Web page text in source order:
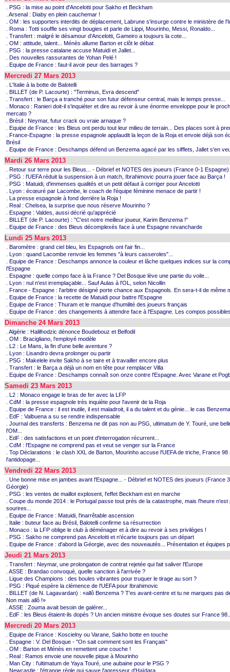
. PSG : la mise au point d'Ancelotti pour Sakho et Beckham
. Arsenal : Diaby en plein cauchemar !
. OM : les supporters interdits de déplacement, Labrune s'insurge contre le ministère de
. Roma : Totti souffle ses vingt bougies et parle de Lippi, Mourinho, Messi, Ronaldo...
. Transfert : malgré le désamour d'Ancelotti, Gameiro a toujours la cote...
. OM : attitude, talent... Ménès allume Barton et clôt le débat
. PSG : la presse catalane accuse Matuidi et Jallet...
. Des nouvelles rassurantes de Yohan Pelé !
. Equipe de France : faut-il avoir peur des barrages ?
Mercredi 27 Mars 2013
. L'Italie à la botte de Balotelli
. BILLET (de P. Lacourte) : "Terminus, Evra descend"
. Transfert : le Barça a tranché pour son futur défenseur central, mais le temps presse...
. Monaco : Ranieri doit-il s'inquiéter et dire au revoir à une énorme enveloppe pour le
mercato ?
. Brésil : Neymar, futur crack ou vraie arnaque ?
. Equipe de France : les Bleus ont perdu tout leur milieu de terrain... Des places sont à
. France-Espagne : la presse espagnole applaudit la leçon de la Roja et envoie déjà son
Brésil
. Equipe de France : Deschamps défend un Benzema agacé par les sifflets, Jallet s'en
Mardi 26 Mars 2013
. Retour sur terre pour les Bleus... - Débrief et NOTES des joueurs (France 0-1 Espagne)
. PSG : l'UEFA réduit la suspension à un match, Ibrahimovic pourra jouer face au Barça !
. PSG : Matuidi, d'immenses qualités et un petit défaut à corriger pour Ancelotti
. Lyon : écœuré par Lacombe, le coach de l'équipe féminine menace de partir !
. La presse espagnole à fond derrière la Roja !
. Real : Chelsea, la surprise que nous réserve Mourinho ?
. Espagne : Valdes, aussi décrié qu'apprécié
. BILLET (de P. Lacourte) : "C'est notre meilleur joueur, Karim Benzema !"
. Equipe de France : des Bleus décomplexés face à une Espagne revancharde
Lundi 25 Mars 2013
. Baromètre : grand ciel bleu, les Espagnols ont l'air fin...
. Lyon : quand Lacombe renvoie les femmes "à leurs casseroles"...
. Equipe de France : Deschamps annonce la couleur et lâche quelques indices sur la
l'Espagne
. Espagne : quelle compo face à la France ? Del Bosque lève une partie du voile...
. Lyon : nul n'est irremplaçable... Sauf Aulas à l'OL, selon Nicollin
. France - Espagne : l'arbitre désigné porte chance aux Espagnols. En sera-t-il de même
. Equipe de France : la recette de Matuidi pour battre l'Espagne
. Equipe de France : Thuram et le manque d'humilité des joueurs français
. Equipe de France : des changements à attendre face à l'Espagne. Les compos
Dimanche 24 Mars 2013
. Algérie : Halilhodzic dénonce Boudebouz et Belfodil
. OM : Bracigliano, l'employé modèle
. L2 : Le Mans, la fin d'une belle aventure ?
. Lyon : Lisandro devra prolonger ou partir
. PSG : Makelele invite Sakho à se taire et à travailler encore plus
. Transfert : le Barça a déjà un nom en tête pour remplacer Villa
. Equipe de France : Deschamps connaît son onze contre l'Espagne. Avec Varane et
Samedi 23 Mars 2013
. L2 : Monaco engage le bras de fer avec la LFP
. CdM : la presse espagnole très inquiète pour l'avenir de la Roja
. Equipe de France : il est inutile, il est maladroit, il a du talent et du génie... le cas
. EdF : Valbuena a su se rendre indispensable
. Journal des transferts : Benzema ne dit pas non au PSG, ultimatum de Y. Touré, une
l'OM...
. EdF : des satisfactions et un point d'interrogation récurrent...
. CdM : l'Espagne ne comprend pas et veut se venger sur la France
. Top Déclarations : le clash XXL de Barton, Mourinho accuse l'UEFA de triche, France 98
l'antidopage...
Vendredi 22 Mars 2013
. Une bonne mise en jambes avant l'Espagne... - Débrief et NOTES des joueurs (France
Géorgie)
. PSG : les ventes de maillot explosent, l'effet Beckham est en marche
. Coupe du monde 2014 : le Portugal passe tout près de la catastrophe, mais l'heure n'est
sourires...
. Equipe de France : Matuidi, l'inarrêtable ascension
. Italie : buteur face au Brésil, Balotelli confirme sa résurrection
. Monaco : la LFP oblige le club à déménager et à dire au revoir à ses privilèges !
. PSG : Sakho ne comprend pas Ancelotti et n'écarte toujours pas un départ
. Equipe de France : d'abord la Géorgie, avec des nouveautés... Présentation et équipes
Jeudi 21 Mars 2013
. Transfert : Neymar, une prolongation de contrat rejetée qui fait saliver l'Europe
. ASSE : Brandao convoqué, quelle sanction à l'arrivée ?
. Ligue des Champions : des boules vibrantes pour truquer le tirage au sort ?
. PSG : Piqué espère la clémence de l'UEFA pour Ibrahimovic
. BILLET (de N. Lagavardan) : «allô Benzema ? T'es avant-centre et tu ne marques pas
Non mais allô !»
. ASSE : Zouma avait besoin de galérer...
. EdF : les Bleus étaient-ils dopés ? Un ancien ministre évoque ses doutes sur France
Mercredi 20 Mars 2013
. Equipe de France : Koscielny ou Varane, Sakho botte en touche
. Espagne : V. Del Bosque - "On sait comment sont les Français"
. OM : Barton et Ménès en remettent une couche !
. Real : Ramos envoie une nouvelle pique à Mourinho
. Man City : l'ultimatum de Yaya Touré, une aubaine pour le PSG ?
. Newcastle : l'étrange règle qui sauve l'agresseur d'Haïdara...